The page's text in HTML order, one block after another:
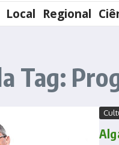
Local Regional
Tag: